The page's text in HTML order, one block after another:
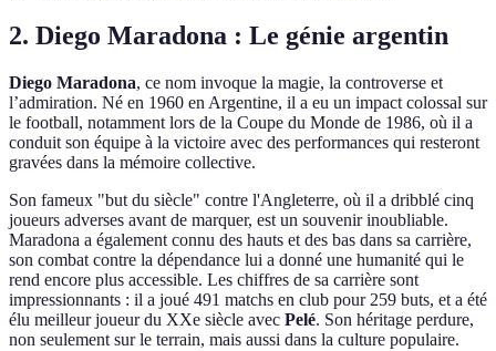
2. Diego Maradona : Le génie argentin
Diego Maradona, ce nom invoque la magie, la controverse et
l’admiration. Né en 1960 en Argentine, il a eu un impact colossal sur
le football, notamment lors de la Coupe du Monde de 1986, où il a
conduit son équipe à la victoire avec des performances qui resteront
gravées dans la mémoire collective.
Son fameux "but du siècle" contre l'Angleterre, où il a dribblé cinq
joueurs adverses avant de marquer, est un souvenir inoubliable.
Maradona a également connu des hauts et des bas dans sa carrière,
son combat contre la dépendance lui a donné une humanité qui le
rend encore plus accessible. Les chiffres de sa carrière sont
impressionnants : il a joué 491 matchs en club pour 259 buts, et a été
élu meilleur joueur du XXe siècle avec Pelé. Son héritage perdure,
non seulement sur le terrain, mais aussi dans la culture populaire.